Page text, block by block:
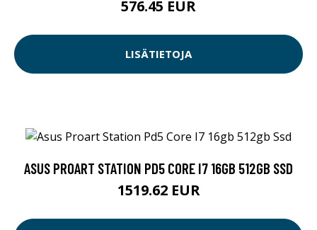
576.45 EUR
LISÄTIETOJA
ASUS PROART STATION PD5 CORE I7 16GB 512GB SSD
1519.62 EUR